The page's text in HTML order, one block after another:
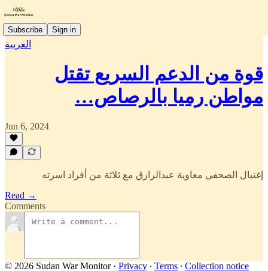
Subscribe Sign in
العربية
قوة من الدعم السريع تقتل
مواطن رميا بالرصاص…
Jun 6, 2024
إغتيال الصحفي معاوية عبدالرازق مع ثلاثة من أفراد اسرته
Read →
Comments
© 2026 Sudan War Monitor· Privacy ∙ Terms ∙ Collection notice